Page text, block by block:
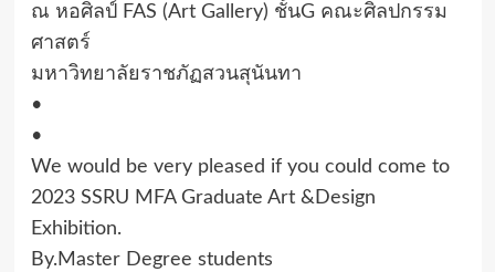
ณ หอศิลป์ FAS (Art Gallery) ชั้นG คณะศิลปกรรม
ศาสตร์
มหาวิทยาลัยราชภัฏสวนสุนันทา
•
•
We would be very pleased if you could come to
2023 SSRU MFA Graduate Art &Design
Exhibition.
By.Master Degree students